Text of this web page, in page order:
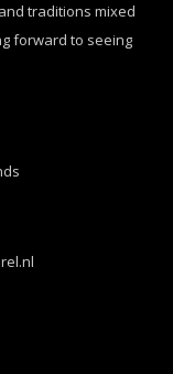
traditions mixed
forward to seeing